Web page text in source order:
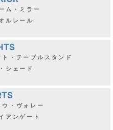
ム・ミラー
ルレール
・テーブルスタンド
シェード
ウ・ヴォレー
アンゲート